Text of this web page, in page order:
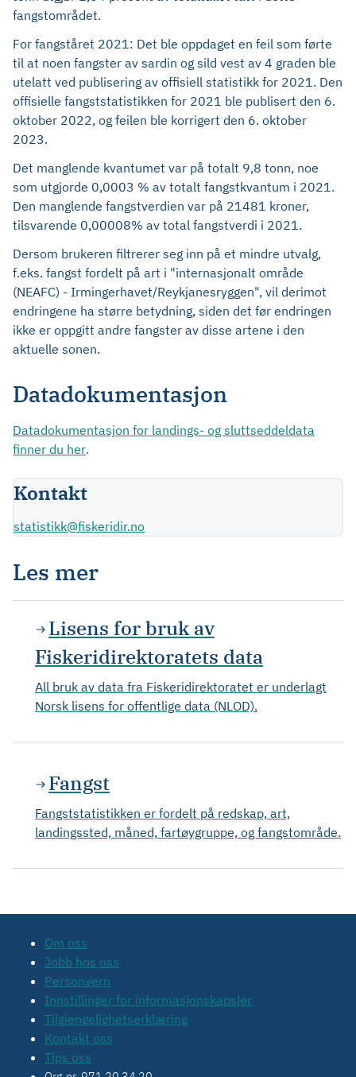
fangstområdet.
For fangståret 2021: Det ble oppdaget en feil som førte
til at noen fangster av sardin og sild vest av 4 graden ble
utelatt ved publisering av offisiell statistikk for 2021. Den
offisielle fangststatistikken for 2021 ble publisert den 6.
oktober 2022, og feilen ble korrigert den 6. oktober
2023.
Det manglende kvantumet var på totalt 9,8 tonn, noe
som utgjorde 0,0003 % av totalt fangstkvantum i 2021.
Den manglende fangstverdien var på 21481 kroner,
tilsvarende 0,00008% av total fangstverdi i 2021.
Dersom brukeren filtrerer seg inn på et mindre utvalg,
f.eks. fangst fordelt på art i "internasjonalt område
(NEAFC) - Irmingerhavet/Reykjanesryggen", vil derimot
endringene ha større betydning, siden det før endringen
ikke er oppgitt andre fangster av disse artene i den
aktuelle sonen.
Datadokumentasjon
Datadokumentasjon for landings- og sluttseddeldata
finner du her.
Kontakt
statistikk@fiskeridir.no
Les mer
Lisens for bruk av
Fiskeridirektoratets data
All bruk av data fra Fiskeridirektoratet er underlagt
Norsk lisens for offentlige data (NLOD).
Fangst
Fangststatistikken er fordelt på redskap, art,
landingssted, måned, fartøygruppe, og fangstområde.
Om oss
Jobb hos oss
Personvern
Innstillinger for informasjonskapsler
Tilgjengelighetserklæring
Kontakt oss
Tips oss